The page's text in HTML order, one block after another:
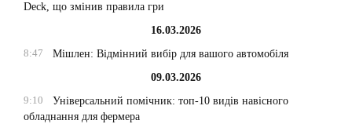
Deck, що змінив правила гри
16.03.2026
8:47
Мішлен: Відмінний вибір для вашого автомобіля
09.03.2026
9:10
Універсальний помічник: топ-10 видів навісного
обладнання для фермера